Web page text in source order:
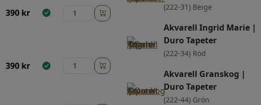
390 kr
390 kr
(222-31) Beige
Akvarell Ingrid Marie |
Duro Tapeter
(222-34) Röd
Akvarell Granskog |
Duro Tapeter
(222-44) Grön